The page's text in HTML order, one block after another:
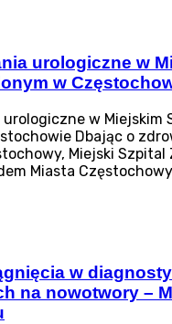
urologiczne w
w
urologiczne w Miejskim
Dbając o
Miejski Szpital
Miasta
w
na nowotwory –